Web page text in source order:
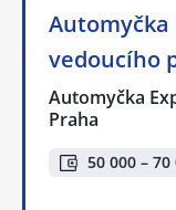
Automyčka
vedoucího
Automyčka
Praha
50 000 – 70